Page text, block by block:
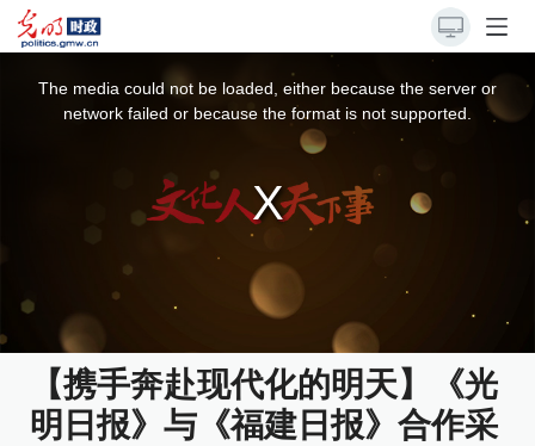
The media could not be loaded, either because the server or
network failed or because the format is not supported.
【携手奔赴现代化的明天】《光
明日报》与《福建日报》合作采